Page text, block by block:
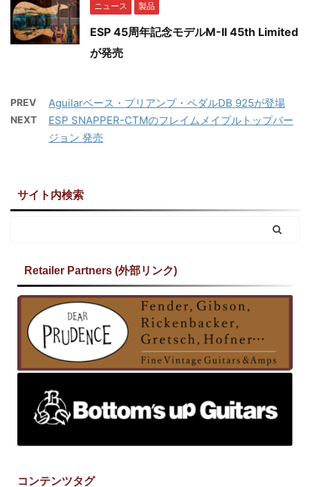
ニュース 製品
ESP 45周年記念モデルM-II 45th Limited
が発売
PREV Aguilarベース・プリアンプ・ペダルDB 925が登場
NEXT
ESP SNAPPER-CTMのフレイムメイプルトップバー
ジョン 発売
サイト内検索
Retailer Partners (外部リンク)
コンテンツタグ